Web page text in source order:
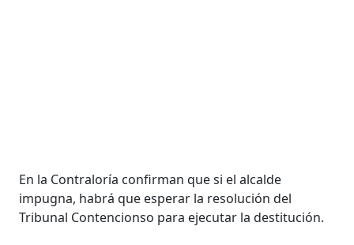
En la Contraloría confirman que si el alcalde
impugna, habrá que esperar la resolución del
Tribunal Contencionso para ejecutar la destitución.